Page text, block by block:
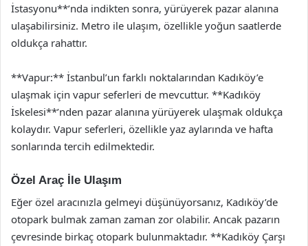
İstasyonu**’nda indikten sonra, yürüyerek pazar alanına
ulaşabilirsiniz. Metro ile ulaşım, özellikle yoğun saatlerde
oldukça rahattır.
**Vapur:** İstanbul’un farklı noktalarından Kadıköy’e
ulaşmak için vapur seferleri de mevcuttur. **Kadıköy
İskelesi**’nden pazar alanına yürüyerek ulaşmak oldukça
kolaydır. Vapur seferleri, özellikle yaz aylarında ve hafta
sonlarında tercih edilmektedir.
Özel Araç İle Ulaşım
Eğer özel aracınızla gelmeyi düşünüyorsanız, Kadıköy’de
otopark bulmak zaman zaman zor olabilir. Ancak pazarın
çevresinde birkaç otopark bulunmaktadır. **Kadıköy Çarşı